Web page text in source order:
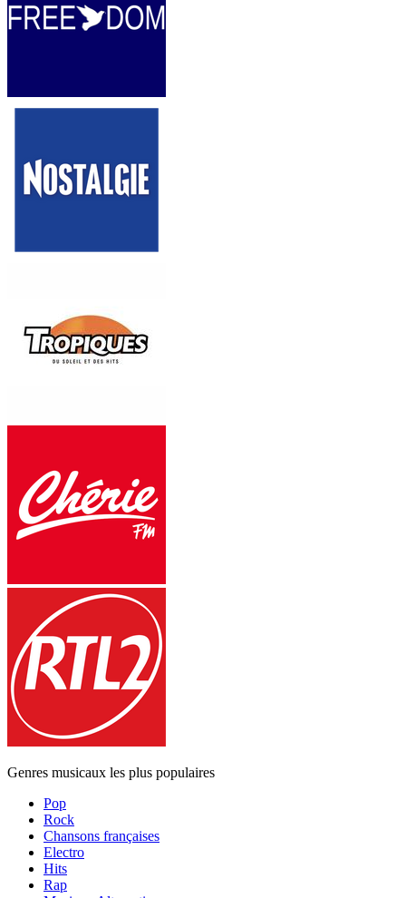
Genres musicaux les plus populaires
Pop
Rock
Chansons françaises
Electro
Hits
Rap